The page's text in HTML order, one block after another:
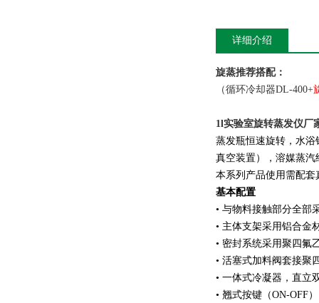
详细介绍
旋蒸推荐搭配：
（循环冷却器DL-400+
1l实验室旋转蒸发仪厂
蒸发瓶恒速旋转，水
真空装置），溶媒蒸
本系列产品使用需配
基本配置
• 与物料接触部分全部
• 主体支架采用铝合金
• 密封系统采用聚四氟
• 活塞式加料阀套接聚
• 一体式冷凝器，直立
• 翘式按键（ON-OFF